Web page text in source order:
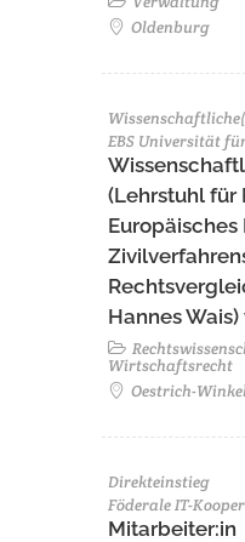
Oldenburg
EBS Universität
(Lehrstuhl für
Hannes
Wirtschaftsrecht
Oestrich-
Direkteinstieg
Föderale IT-
Mitarbeiter:in